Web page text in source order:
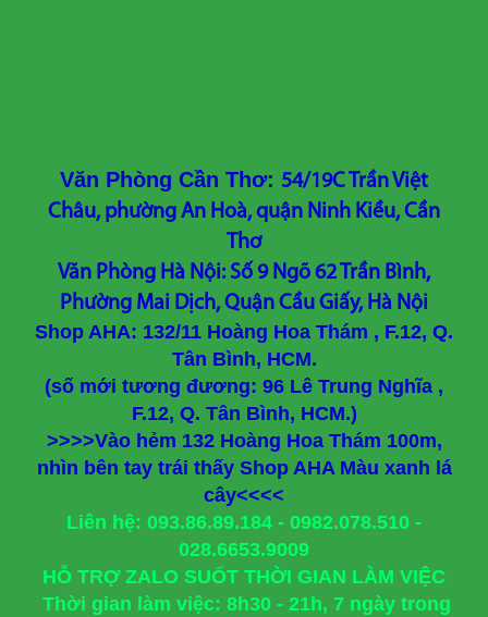
Văn Phòng Cần Thơ: 54/19C Trần Việt
Châu, phường An Hoà, quận Ninh Kiều, Cần
Thơ
Văn Phòng Hà Nội: Số 9 Ngõ 62 Trần Bình,
Phường Mai Dịch, Quận Cầu Giấy, Hà Nội
Shop AHA: 132/11 Hoàng Hoa Thám , F.12, Q.
Tân Bình, HCM.
(số mới tương đương: 96 Lê Trung Nghĩa ,
F.12, Q. Tân Bình, HCM.)
>>>>Vào hẻm 132 Hoàng Hoa Thám 100m,
nhìn bên tay trái thấy Shop AHA Màu xanh lá
cây<<<<
Liên hệ: 093.86.89.184 - 0982.078.510 -
028.6653.9009
HỖ TRỢ ZALO SUỐT THỜI GIAN LÀM VIỆC
Thời gian làm việc: 8h30 - 21h, 7 ngày trong